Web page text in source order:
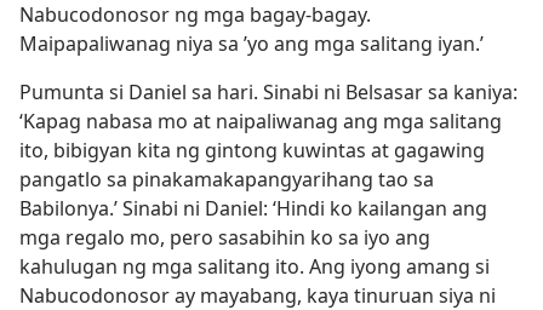
Nabucodonosor ng mga bagay-bagay.
Maipapaliwanag niya sa ’yo ang mga salitang iyan.’
Pumunta si Daniel sa hari. Sinabi ni Belsasar sa kaniya:
‘Kapag nabasa mo at naipaliwanag ang mga salitang
ito, bibigyan kita ng gintong kuwintas at gagawing
pangatlo sa pinakamakapangyarihang tao sa
Babilonya.’ Sinabi ni Daniel: ‘Hindi ko kailangan ang
mga regalo mo, pero sasabihin ko sa iyo ang
kahulugan ng mga salitang ito. Ang iyong amang si
Nabucodonosor ay mayabang, kaya tinuruan siya ni